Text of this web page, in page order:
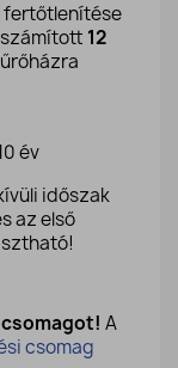
fertőtlenítése
12
év
időszak
az első
A
csomag